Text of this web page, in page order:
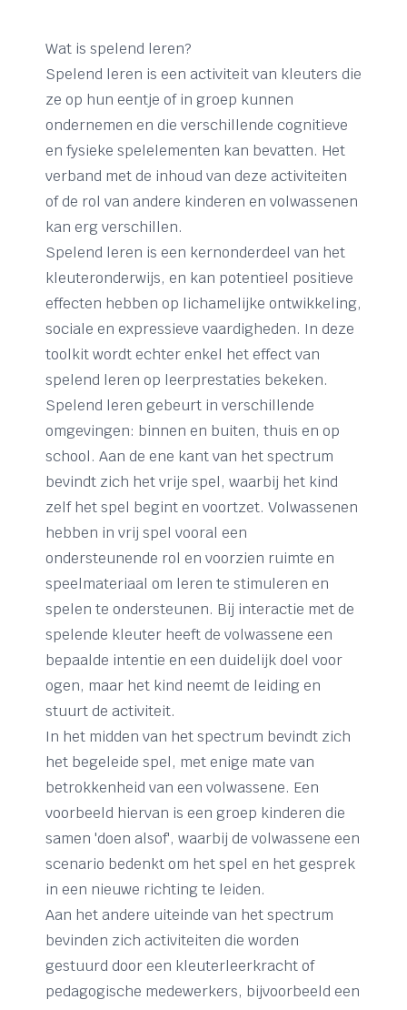
Wat is spelend leren?
Spelend leren is een activiteit van kleuters die
ze op hun eentje of in groep kunnen
ondernemen en die verschillende cognitieve
en fysieke spelelementen kan bevatten. Het
verband met de inhoud van deze activiteiten
of de rol van andere kinderen en volwassenen
kan erg verschillen.
Spelend leren is een kernonderdeel van het
kleuteronderwijs, en kan potentieel positieve
effecten hebben op lichamelijke ontwikkeling,
sociale en expressieve vaardigheden. In deze
toolkit wordt echter enkel het effect van
spelend leren op leerprestaties bekeken.
Spelend leren gebeurt in verschillende
omgevingen: binnen en buiten, thuis en op
school. Aan de ene kant van het spectrum
bevindt zich het vrije spel, waarbij het kind
zelf het spel begint en voortzet. Volwassenen
hebben in vrij spel vooral een
ondersteunende rol en voorzien ruimte en
speelmateriaal om leren te stimuleren en
spelen te ondersteunen. Bij interactie met de
spelende kleuter heeft de volwassene een
bepaalde intentie en een duidelijk doel voor
ogen, maar het kind neemt de leiding en
stuurt de activiteit.
In het midden van het spectrum bevindt zich
het begeleide spel, met enige mate van
betrokkenheid van een volwassene. Een
voorbeeld hiervan is een groep kinderen die
samen 'doen alsof', waarbij de volwassene een
scenario bedenkt om het spel en het gesprek
in een nieuwe richting te leiden.
Aan het andere uiteinde van het spectrum
bevinden zich activiteiten die worden
gestuurd door een kleuterleerkracht of
pedagogische medewerkers, bijvoorbeeld een